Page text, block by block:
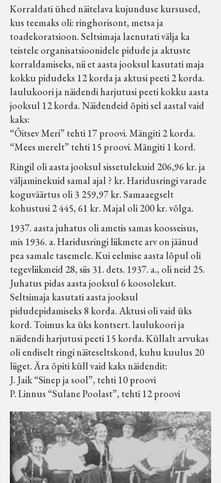
Korraldati ühed näitelava kujunduse kursused,
kus teemaks oli: ringhorisont, metsa ja
toadekoratsioon. Seltsimaja laenutati välja ka
teistele organisatsioonidele pidude ja aktuste
korraldamiseks, nii et aasta jooksul kasutati maja
kokku pidudeks 12 korda ja aktusi peeti 2 korda.
laulukoori ja näidendi harjutusi peeti kokku aasta
jooksul 12 korda. Näidendeid õpiti sel aastal vaid
kaks:
“Õitsev Meri” tehti 17 proovi. Mängiti 2 korda.
“Mees merelt” tehti 15 proovi. Mängiti 1 kord.
Ringil oli aasta jooksul sissetulekuid 206,96 kr. ja
väljaminekuid samal ajal ? kr. Haridusringi varade
koguväärtus oli 3 259,97 kr. Samaaegselt
kohustusi 2 445, 61 kr. Majal oli 200 kr. võlga.
1937. aasta juhatus oli ametis samas koosseisus,
mis 1936. a. Haridusringi liikmete arv on jäänud
pea samale tasemele. Kui eelmise aasta lõpul oli
tegevliikmeid 28, siis 31. dets. 1937. a., oli neid 25.
Juhatus pidas aasta jooksul 6 koosolekut.
Seltsimaja kasutati aasta jooksul
pidudepidamiseks 8 korda. Aktusi oli vaid üks
kord. Toimus ka üks kontsert. laulukoori ja
näidendi harjutusi peeti 15 korda. Küllalt arvukas
oli endiselt ringi näiteseltskond, kuhu kuulus 20
liiget. Ära õpiti küll vaid kaks näidendit:
J. Jaik “Sinep ja sool”, tehti 10 proovi
P. Linnus “Sulane Poolast”, tehti 12 proovi